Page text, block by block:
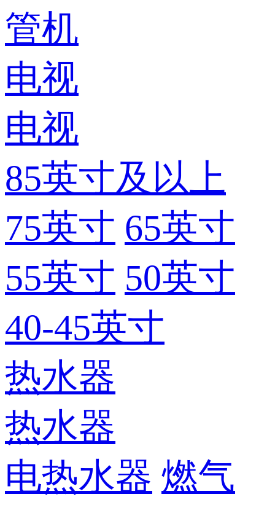
管机
电视
电视
85英寸及以上
75英寸 65英寸
55英寸 50英寸
40-45英寸
热水器
热水器
电热水器 燃气